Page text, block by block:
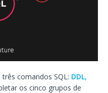
comandos SQL: DDL,
os cinco grupos de